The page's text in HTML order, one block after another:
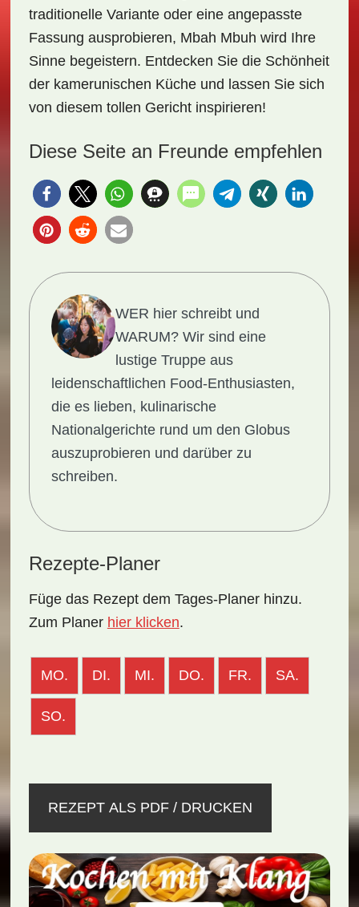
traditionelle Variante oder eine angepasste
Fassung ausprobieren, Mbah Mbuh wird Ihre
Sinne begeistern. Entdecken Sie die Schönheit
der kamerunischen Küche und lassen Sie sich
von diesem tollen Gericht inspirieren!
Diese Seite an Freunde empfehlen
WER hier schreibt und
WARUM?Wir sind eine
lustige Truppe aus
leidenschaftlichen Food-Enthusiasten,
die es lieben, kulinarische
Nationalgerichte rund um den Globus
auszuprobieren und darüber zu
schreiben.
Rezepte-Planer
Füge das Rezept dem Tages-Planer hinzu.
Zum Planer hier klicken.
MO. DI. MI. DO. FR. SA.
SO.
REZEPT ALS PDF / DRUCKEN